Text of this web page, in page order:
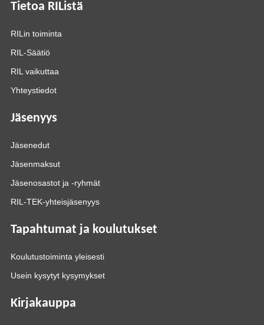
Tietoa RIListä
RILin toiminta
RIL-Säätiö
RIL vaikuttaa
Yhteystiedot
Jäsenyys
Jäsenedut
Jäsenmaksut
Jäsenosastot ja -ryhmät
RIL-TEK-yhteisjäsenyys
Tapahtumat ja koulutukset
Koulutustoiminta yleisesti
Usein kysytyt kysymykset
Kirjakauppa